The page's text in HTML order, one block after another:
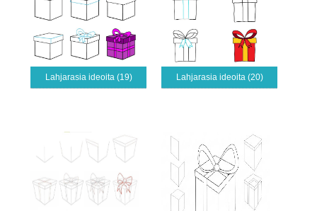
Lahjarasia ideoita (19) Lahjarasia ideoita (20)